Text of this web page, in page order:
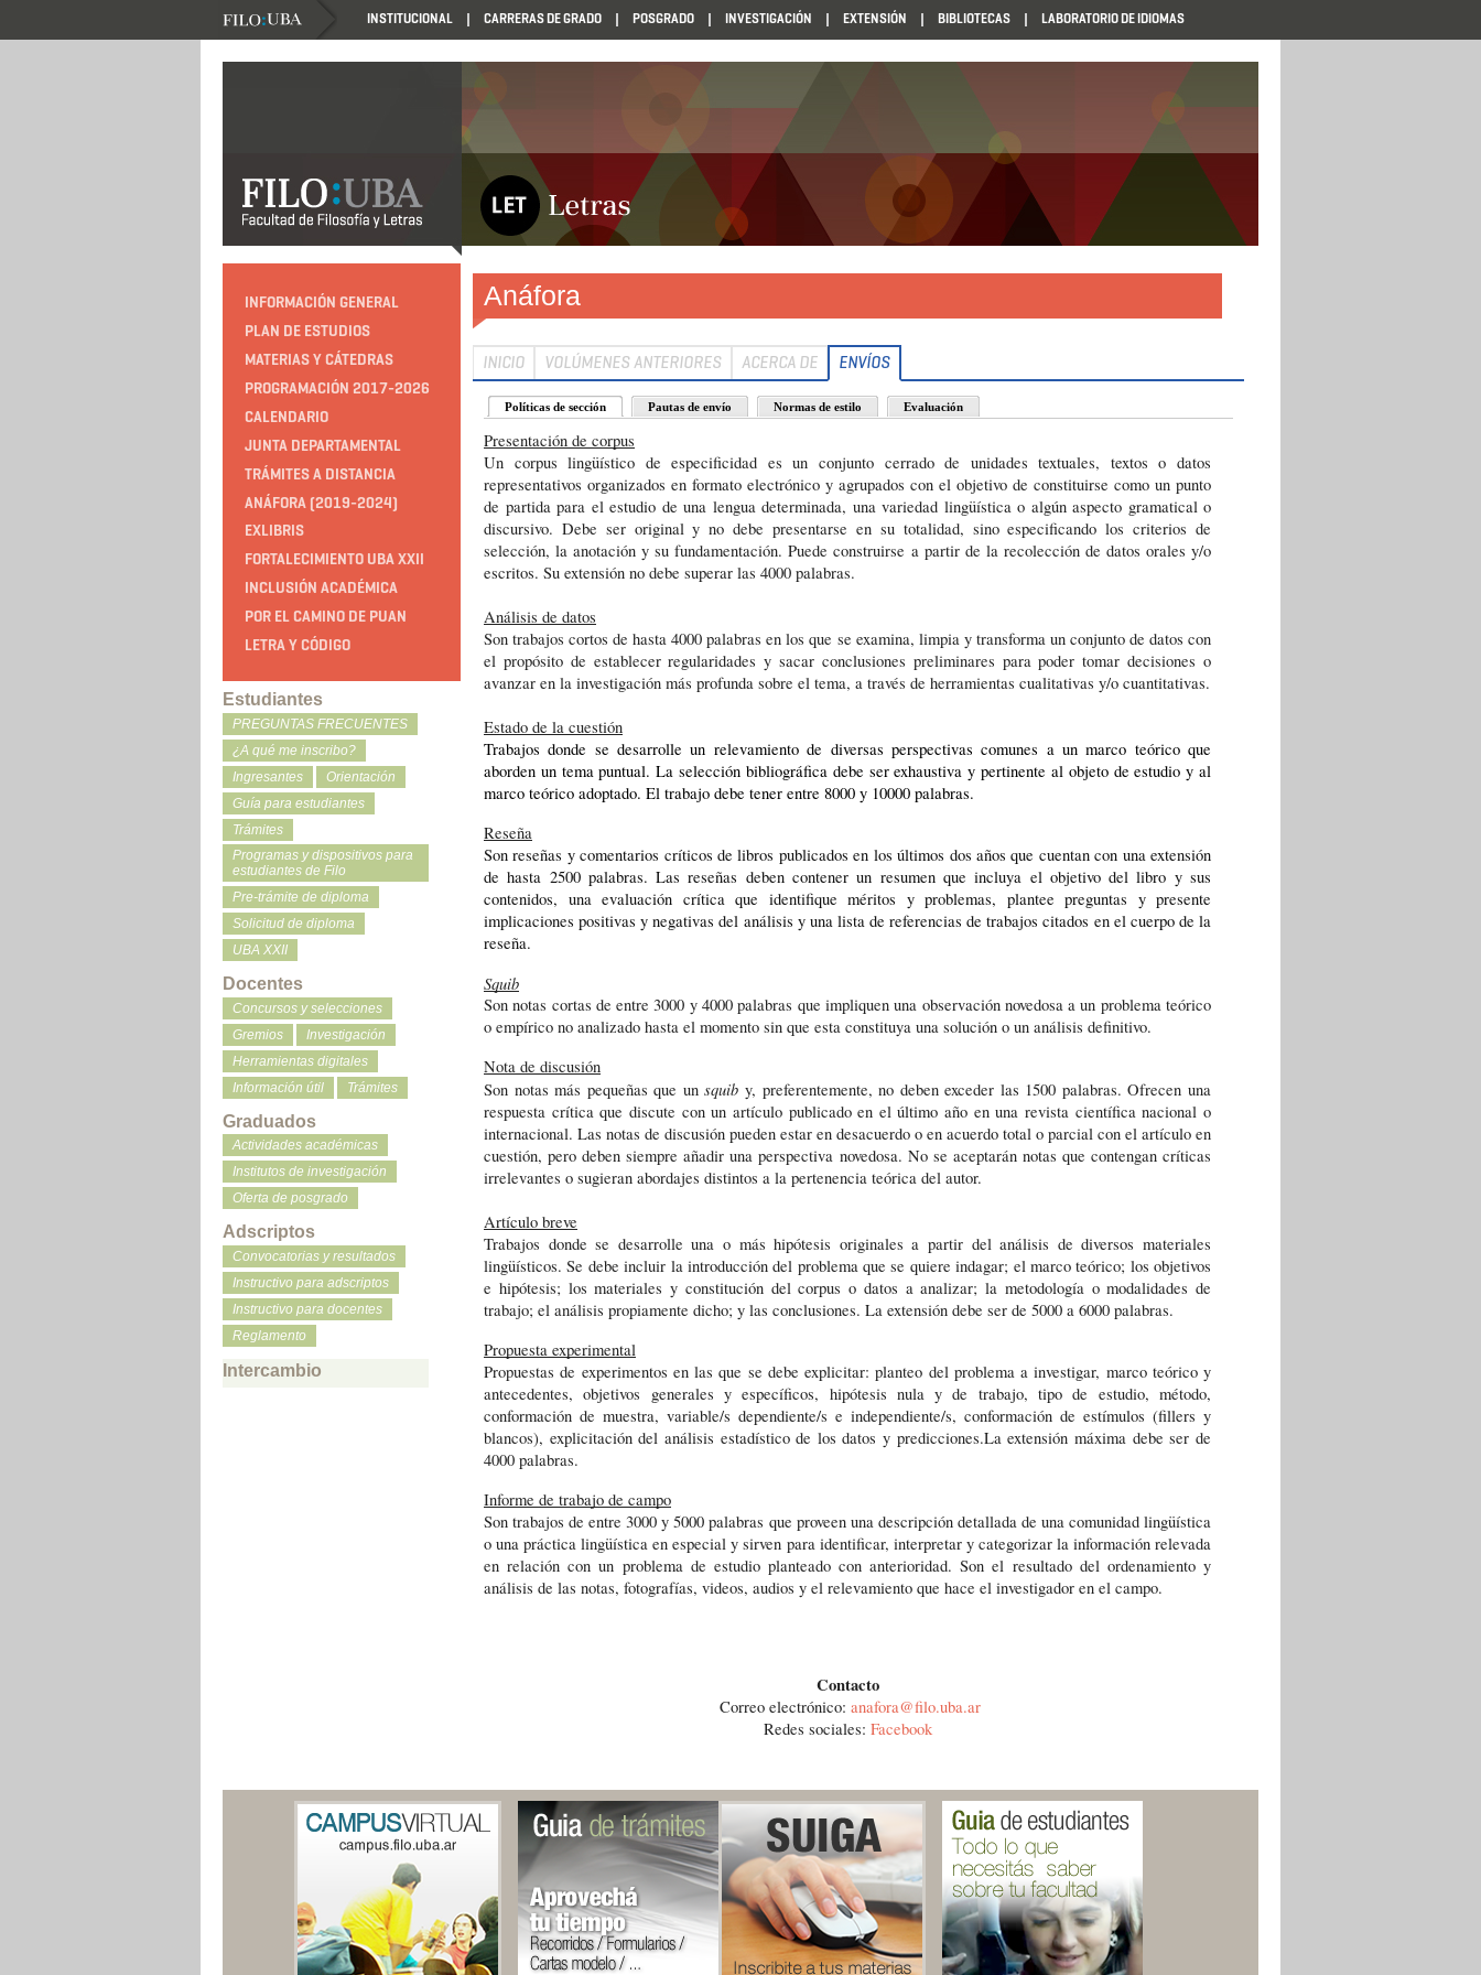
INSTITUCIONAL CARRERAS DE GRADO POSGRADO INVESTIGACIÓN EXTENSIÓN BIBLIOTECAS LABORATORIO DE IDIOMAS
INFORMACIÓN GENERAL
PLAN DE ESTUDIOS
MATERIAS Y CÁTEDRAS
PROGRAMACIÓN 2017-2026
CALENDARIO
JUNTA DEPARTAMENTAL
TRÁMITES A DISTANCIA
ANÁFORA (2019-2024)
EXLIBRIS
FORTALECIMIENTO UBA XXII
INCLUSIÓN ACADÉMICA
POR EL CAMINO DE PUAN
LETRA Y CÓDIGO
Estudiantes
PREGUNTAS FRECUENTES
¿A qué me inscribo?
Ingresantes
Orientación
Guía para estudiantes
Trámites
Programas y dispositivos para
estudiantes de Filo
Pre-trámite de diploma
Solicitud de diploma
UBA XXII
Docentes
Concursos y selecciones
Gremios
Investigación
Herramientas digitales
Información útil
Trámites
Graduados
Actividades académicas
Institutos de investigación
Oferta de posgrado
Adscriptos
Convocatorias y resultados
Instructivo para adscriptos
Instructivo para docentes
Reglamento
Intercambio
Anáfora
INICIO VOLÚMENES ANTERIORES ACERCA DE ENVÍOS
Políticas de sección Pautas de envío Normas de estilo Evaluación
Presentación de corpus
Un corpus lingüístico de especificidad es un conjunto cerrado de unidades textuales, textos o datos
representativos organizados en formato electrónico y agrupados con el objetivo de constituirse como un punto
de partida para el estudio de una lengua determinada, una variedad lingüística o algún aspecto gramatical o
discursivo. Debe ser original y no debe presentarse en su totalidad, sino especificando los criterios de
selección, la anotación y su fundamentación. Puede construirse a partir de la recolección de datos orales y/o
escritos. Su extensión no debe superar las 4000 palabras.
Análisis de datos
Son trabajos cortos de hasta 4000 palabras en los que se examina, limpia y transforma un conjunto de datos con
el propósito de establecer regularidades y sacar conclusiones preliminares para poder tomar decisiones o
Estado de la cuestión
Trabajos donde se desarrolle un relevamiento de diversas perspectivas comunes a un marco teórico que
aborden un tema puntual. La selección bibliográfica debe ser exhaustiva y pertinente al objeto de estudio y al
marco teórico adoptado. El trabajo debe tener entre 8000 y 10000 palabras.
Reseña
Son reseñas y comentarios críticos de libros publicados en los últimos dos años que cuentan con una extensión
de hasta 2500 palabras. Las reseñas deben contener un resumen que incluya el objetivo del libro y sus
contenidos, una evaluación crítica que identifique méritos y problemas, plantee preguntas y presente
implicaciones positivas y negativas del análisis y una lista de referencias de trabajos citados en el cuerpo de la
reseña.
Squib
Son notas cortas de entre 3000 y 4000 palabras que impliquen una observación novedosa a un problema teórico
o empírico no analizado hasta el momento sin que esta constituya una solución o un análisis definitivo.
Nota de discusión
Son notas más pequeñas que un squib y, preferentemente, no deben exceder las 1500 palabras. Ofrecen una
respuesta crítica que discute con un artículo publicado en el último año en una revista científica nacional o
internacional. Las notas de discusión pueden estar en desacuerdo o en acuerdo total o parcial con el artículo en
cuestión, pero deben siempre añadir una perspectiva novedosa. No se aceptarán notas que contengan críticas
irrelevantes o sugieran abordajes distintos a la pertenencia teórica del autor.
Artículo breve
Trabajos donde se desarrolle una o más hipótesis originales a partir del análisis de diversos materiales
lingüísticos. Se debe incluir la introducción del problema que se quiere indagar; el marco teórico; los objetivos
e hipótesis; los materiales y constitución del corpus o datos a analizar; la metodología o modalidades de
trabajo; el análisis propiamente dicho; y las conclusiones. La extensión debe ser de 5000 a 6000 palabras.
Propuesta experimental
Propuestas de experimentos en las que se debe explicitar: planteo del problema a investigar, marco teórico y
antecedentes, objetivos generales y específicos, hipótesis nula y de trabajo, tipo de estudio, método,
conformación de muestra, variable/s dependiente/s e independiente/s, conformación de estímulos (fillers y
blancos), explicitación del análisis estadístico de los datos y predicciones.La extensión máxima debe ser de
4000 palabras.
Informe de trabajo de campo
Son trabajos de entre 3000 y 5000 palabras que proveen una descripción detallada de una comunidad lingüística
o una práctica lingüística en especial y sirven para identificar, interpretar y categorizar la información relevada
en relación con un problema de estudio planteado con anterioridad. Son el resultado del ordenamiento y
análisis de las notas, fotografías, videos, audios y el relevamiento que hace el investigador en el campo.
Contacto
Correo electrónico: anafora@filo.uba.ar
Redes sociales: Facebook